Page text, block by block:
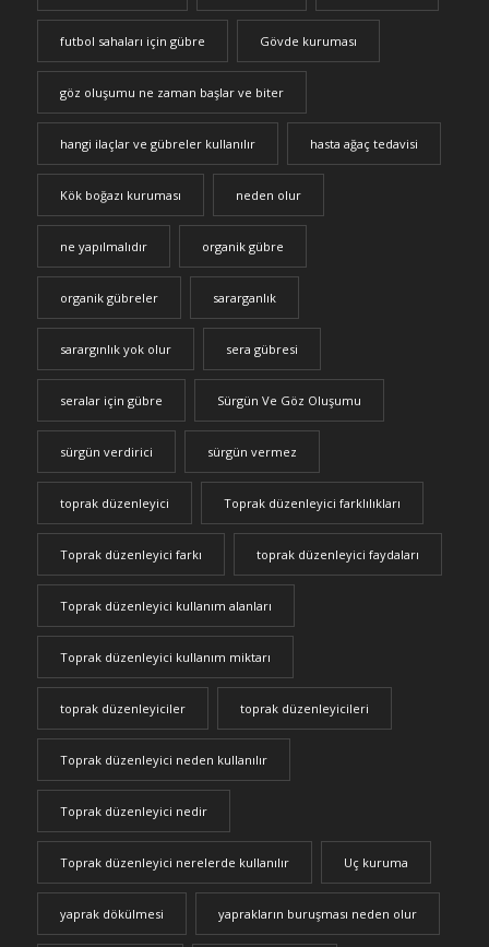
futbol sahaları için gübre Gövde kuruması
göz oluşumu ne zaman başlar ve biter
hangi ilaçlar ve gübreler kullanılır hasta ağaç tedavisi
Kök boğazı kuruması neden olur
ne yapılmalıdır organik gübre
organik gübreler sararganlık
sarargınlık yok olur sera gübresi
seralar için gübre Sürgün Ve Göz Oluşumu
sürgün verdirici sürgün vermez
toprak düzenleyici Toprak düzenleyici farklılıkları
Toprak düzenleyici farkı toprak düzenleyici faydaları
Toprak düzenleyici kullanım alanları
Toprak düzenleyici kullanım miktarı
toprak düzenleyiciler toprak düzenleyicileri
Toprak düzenleyici neden kullanılır
Toprak düzenleyici nedir
Toprak düzenleyici nerelerde kullanılır Uç kuruma
yaprak dökülmesi yaprakların buruşması neden olur